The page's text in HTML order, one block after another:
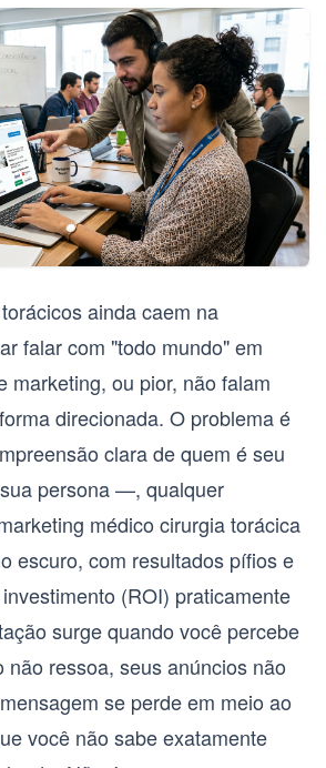
ainda caem na
falar com "todo mundo" em
marketing, ou pior, não falam
direcionada. O problema é
clara de quem é seu
persona—, qualquer
médico cirurgia torácica
escuro, com resultados pífios e
(ROI) praticamente
surge quando você percebe
não ressoa, seus anúncios não
se perde em meio ao
você não sabe exatamente